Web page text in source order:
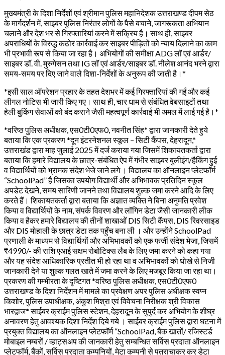
मुख्यमंत्री के दिशा निर्देशों एवं श्रीमान पुलिस महानिदेशक उत्तराखण्ड दीपम सेठ
के मार्गदर्शन में, साइबर पुलिस निरंतर लोगों के पैसे बचाने, जागरूकता अभियान
चलाने और देश भर से गिरफ्तारियां करने में सक्रिय है। साथ ही, साइबर
अपराधियों के विरुद्ध कठोर कार्रवाई कर साइबर पीड़ितों को न्याय दिलाने का काम
भी प्रभावी रूप से किया जा रहा है। अभियोगों की समीक्षा ADG लॉ एवं आर्डर/
साइबर डॉ. वी. मुरुगेसन तथा IG लॉ एवं आर्डर/साइबर डॉ. नीलेश आनंद भरने द्वारा
समय-समय पर दिए जाने वाले दिशा-निर्देशों के अनुरूप की जाती है।*
*इसी साल ऑपरेशन प्रहार के तहत देशभर में कई गिरफ्तारियां की गईं और कई
लीगल नोटिस भी जारी किए गए। साथ ही, चार धाम से संबंधित वेबसाइटों तथा
हेली बुकिंग सेवाओं को बंद कराने जैसी महत्वपूर्ण कार्रवाई भी अमल में लाई गई है।*
*वरिष्ठ पुलिस अधीक्षक, एस0टी0एफ0, नवनीत सिंह* द्वारा जानकारी देते हुये
बताया कि एक प्रकरण *दून इंटरनेशनल स्कूल – सिटी कैंपस, देहरादून,*
उत्तराखंड द्वारा माह जुलाई 2025 में दर्ज कराया गया जिसमें शिकायतकर्ता द्वारा
बताया कि हमारे विद्यालय के छात्र-संबंधित ऐप में गंभीर साइबर बुलीइंग/हैकिंग हुई
व विद्यार्थियों को भ्रामक संदेश भेजे जाने लगे । विद्यालय का ऑनलाइन प्लेटफॉर्म
“SchoolPad” है जिसका उपयोग विद्यार्थी और अभिभावक प्रतिदिन स्कूल
अपडेट देखने, समय सारिणी जानने तथा विद्यालय शुल्क जमा करने आदि के लिए
करते हैं। शिकायतकर्ता द्वारा बताया कि अज्ञात व्यक्ति ने बिना अनुमति प्रवेश
किया व विद्यार्थियों के नाम, संपर्क विवरण और लॉगिन डेटा जैसी जानकारी लीक
किया व हैकर हमारे विद्यालय की तीनों शाखाओं DIS सिटी कैंपस, DIS रिवरसाइड
और DIS मोहाली के छात्र डेटा तक पहुँच बना ली । और उन्होंने SchoolPad
प्रणाली के माध्यम से विद्यार्थियों और अभिभावकों को एक फर्जी संदेश भेजा, जिसमें
₹4990/- की राशि एआई सक्षम रोबोटिक्स लैब के लिए जमा करने को कहा गया
और यह संदेश आधिकारिक प्रतीत भी हो रहा था व अभिभावकों को धोखे से निजी
जानकारी देने या शुल्क गलत खाते में जमा करने के लिए मजबूर किया जा रहा था।
प्रकरण की गम्भीरता के दृष्टिगत *वरिष्ठ पुलिस अधीक्षक, एस0टी0एफ0
उत्तराखण्ड के दिशा निर्देशन में मामले का प्रवेक्षण अपर पुलिस अधीक्षक स्वप्न
किशोर, पुलिस उपाधीक्षक, अंकुश मिश्रा एवं विवेचना निरीक्षक श्री विकास
भारद्वाज* साईबर क्राईम पुलिस स्टेशन, देहरादून के सुपुर्द कर अभियोग के शीघ्र
अनावरण हेतु आवश्यक दिशा निर्देश दिये गये । साईबर क्राईम पुलिस द्वारा घटना में
प्रयुक्त विद्यालय का ऑनलाइन प्लेटफॉर्म “SchoolPad, बैंक खातों/ रजिस्टर्ड
मोबाइल नम्बरों / व्हाट्सअप की जानकारी हेतु सम्बन्धित सर्विस प्रदाता ऑनलाइन
प्लेटफॉर्म, बैंकों, सर्विस प्रदाता कम्पनियों, मेटा कम्पनी से पत्राचाकर कर डेटा